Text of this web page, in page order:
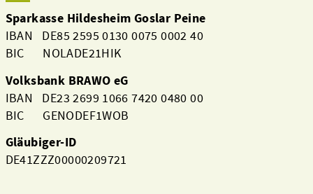
Sparkasse Hildesheim Goslar Peine
IBAN DE85 2595 0130 0075 0002 40
BIC NOLADE21HIK
Volksbank BRAWO eG
IBAN DE23 2699 1066 7420 0480 00
BIC GENODEF1WOB
Gläubiger-ID
DE41ZZZ00000209721